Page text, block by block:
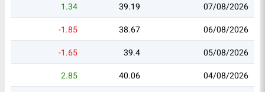
07/08/2026
39.19
1.34
06/08/2026
38.67
-1.85
05/08/2026
39.4
-1.65
04/08/2026
40.06
2.85